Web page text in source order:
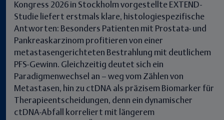
Kongress 2026 in Stockholm vorgestellte EXTEND-
Studie liefert erstmals klare, histologiespezifische
Antworten: Besonders Patienten mit Prostata- und
Pankreaskarzinom profitieren von einer
metastasengerichteten Bestrahlung mit deutlichem
PFS-Gewinn. Gleichzeitig deutet sich ein
Paradigmenwechsel an – weg vom Zählen von
Metastasen, hin zu ctDNA als präzisem Biomarker für
Therapieentscheidungen, denn ein dynamischer
ctDNA-Abfall korreliert mit längerem